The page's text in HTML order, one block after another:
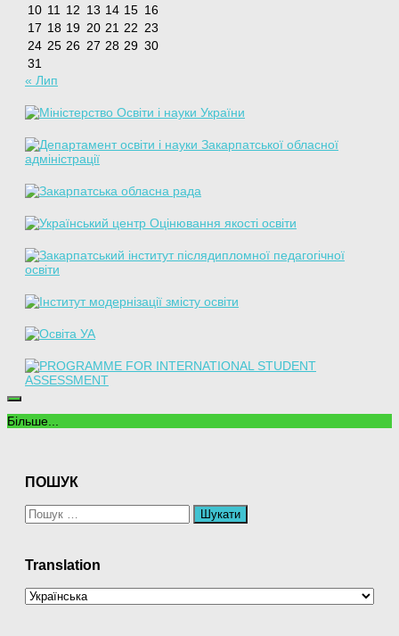
10 11 12 13 14 15 16
17 18 19 20 21 22 23
24 25 26 27 28 29 30
31
« Лип
Більше...
ПОШУК
Пошук:
Translation